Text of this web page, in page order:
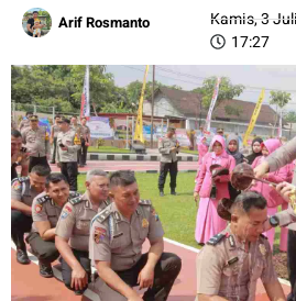
Arif Rosmanto
Kamis, 3
17:27